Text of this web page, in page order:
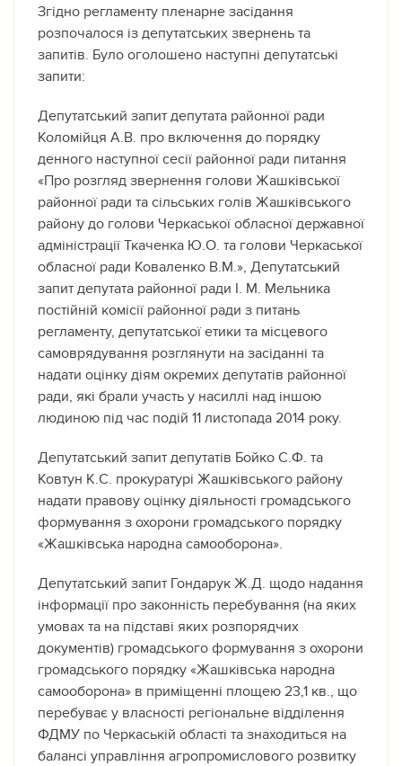
Згідно регламенту пленарне засідання
розпочалося із депутатських звернень та
запитів. Було оголошено наступні депутатські
запити:
Депутатський запит депутата районної ради
Коломійця А.В. про включення до порядку
денного наступної сесії районної ради питання
«Про розгляд звернення голови Жашківської
районної ради та сільських голів Жашківського
району до голови Черкаської обласної державної
адміністрації Ткаченка Ю.О. та голови Черкаської
обласної ради Коваленко В.М.», Депутатський
запит депутата районної ради І. М. Мельника
постійній комісії районної ради з питань
регламенту, депутатської етики та місцевого
самоврядування розглянути на засіданні та
надати оцінку діям окремих депутатів районної
ради, які брали участь у насиллі над іншою
людиною під час подій 11 листопада 2014 року.
Депутатський запит депутатів Бойко С.Ф. та
Ковтун К.С. прокуратурі Жашківського району
надати правову оцінку діяльності громадського
формування з охорони громадського порядку
«Жашківська народна самооборона».
Депутатський запит Гондарук Ж.Д. щодо надання
інформації про законність перебування (на яких
умовах та на підставі яких розпорядчих
документів) громадського формування з охорони
громадського порядку «Жашківська народна
самооборона» в приміщенні площею 23,1 кв., що
перебуває у власності регіональне відділення
ФДМУ по Черкаській області та знаходиться на
балансі управління агропромислового розвитку